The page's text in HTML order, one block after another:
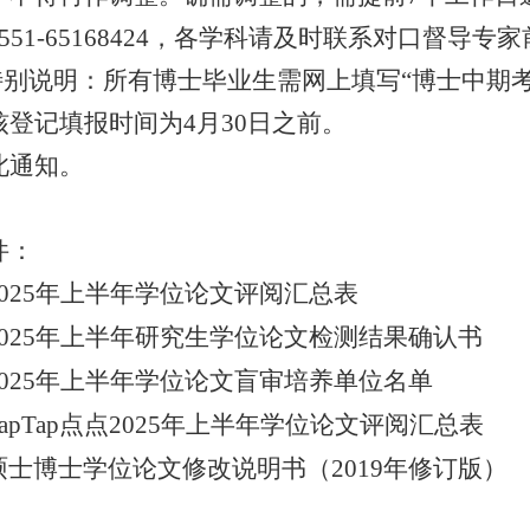
65168424 ，各学科请及时联系对口督导专家
说明：所有博士毕业生需网上填写“博士中期
登记填报时间为4月 30 日之前。
知。
年上半年学位论文评阅汇总表
年上半年研究生学位论文检测结果确认书
年上半年学位论文盲审培养单位名单
点点2025年上半年学位论文评阅汇总表
士博士学位论文修改说明书（2019年修订版）